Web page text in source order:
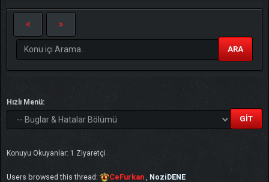
ARA
Hızlı Menü:
Konuyu Okuyanlar: 1 Ziyaretçi
Users browsed this thread: CeFurkan NoziDENE